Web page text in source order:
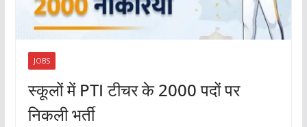
JOBS
स्कूलों में PTI टीचर के 2000 पदों पर
निकली भर्ती